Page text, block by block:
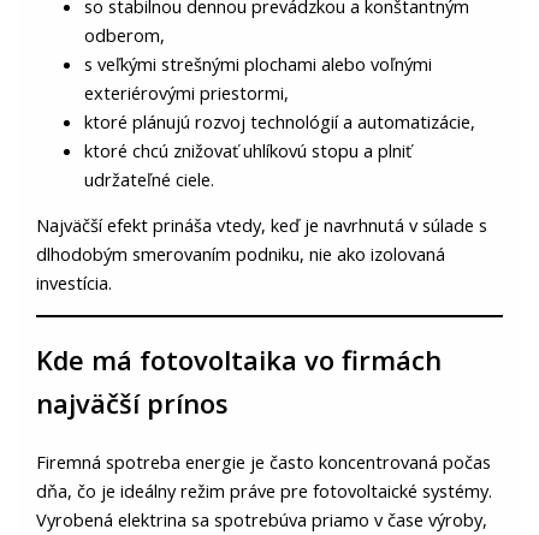
so stabilnou dennou prevádzkou a konštantným
odberom,
s veľkými strešnými plochami alebo voľnými
exteriérovými priestormi,
ktoré plánujú rozvoj technológií a automatizácie,
ktoré chcú znižovať uhlíkovú stopu a plniť
udržateľné ciele.
Najväčší efekt prináša vtedy, keď je navrhnutá v súlade s
dlhodobým smerovaním podniku, nie ako izolovaná
investícia.
Kde má fotovoltaika vo firmách
najväčší prínos
Firemná spotreba energie je často koncentrovaná počas
dňa, čo je ideálny režim práve pre fotovoltaické systémy.
Vyrobená elektrina sa spotrebúva priamo v čase výroby,